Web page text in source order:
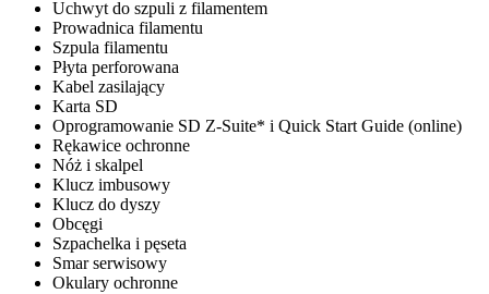
Uchwyt do szpuli z filamentem
Prowadnica filamentu
Szpula filamentu
Płyta perforowana
Kabel zasilający
Karta SD
Oprogramowanie SD Z-Suite* i Quick Start Guide (online)
Rękawice ochronne
Nóż i skalpel
Klucz imbusowy
Klucz do dyszy
Obcęgi
Szpachelka i pęseta
Smar serwisowy
Okulary ochronne